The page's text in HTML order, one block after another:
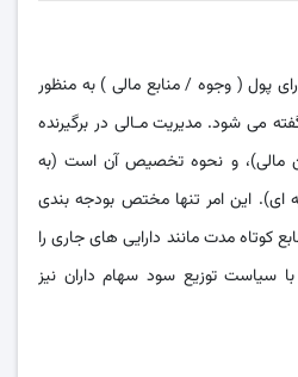
پول ( وجوه / منابع مالی ) به منظور
می‌ شود. مدیریت مـالی در برگیرنده
مالی)، و نحوه تخصیص آن است (به
ای). این امر تنها مختص بودجه بندی
کوتاه مدت مانند دارایی ‌های جاری را
سیاست توزیع سود سهام داران نیز